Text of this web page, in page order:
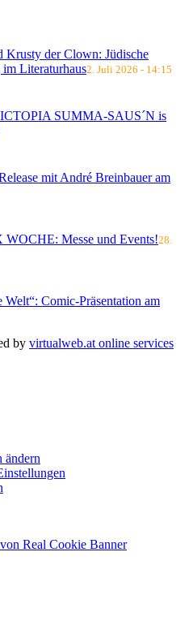
Krusty der Clown: Jüdische
Literaturhaus2. Juli 2026 - 14:15
SUMMA-SAUS´N is
mit André Breinbauer am
Messe und Events!28.
Comic-Präsentation am
by virtualweb.at online services
ändern
Real Cookie Banner